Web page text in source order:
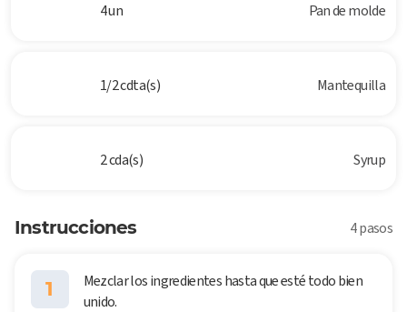
4 un Pan de molde
1/2 cdta(s) Mantequilla
2 cda(s) Syrup
Instrucciones 4 pasos
1
Mezclar los ingredientes hasta que esté todo bien
unido.